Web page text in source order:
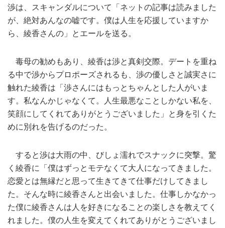
渉は、スキャンダルについて「ネットの記事は読みました
が、絶対あんなの嘘です。僕は人生を応援していますか
ら、綾香さんの」とエールを送る。
毒母の勧めもあり、綾香は渉と真剣交際。デートを重ね
る中で渉からプロポーズされるも、渉の優しさと誠実さに
触れた綾香は「渉さんにはもっとちゃんとした人がいま
す。私なんかじゃなくて。人生最悪なことしかない私を、
笑顔にしてくれてありがとうございました」と身を引くた
めに別れを告げるのだった。
すると渉は大雨の中、びしょ濡れでスナックに突撃。驚
く綾香に「僕はずっとモテなくて大人になってきました。
恋愛とは無縁だと思って生きてきて仕事だけしてきまし
た。そんな時に綾香さんと出会いました。仕事しかなかっ
た僕に綾香さんは人を好きになることの楽しさを教えてく
れました。僕の人生を変えてくれてありがとうございまし